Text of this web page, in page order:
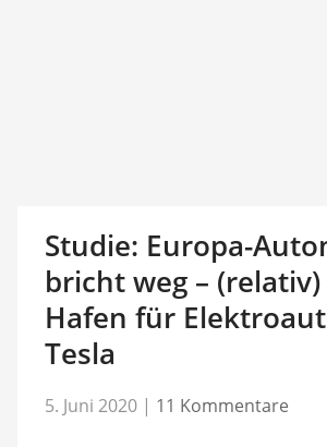
Studie: Europa-
bricht weg –
Hafen für
Tesla
5. Juni 2020 | 11 Kommentare